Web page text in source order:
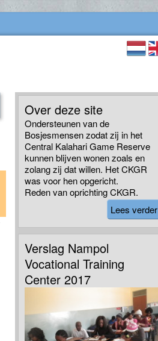
Over deze site
Ondersteunen van de
Bosjesmensen zodat zij in het
Central Kalahari Game Reserve
kunnen blijven wonen zoals en
zolang zij dat willen. Het CKGR
was voor hen opgericht.
Reden van oprichting CKGR.
Lees verder
Verslag Nampol
Vocational Training
Center 2017